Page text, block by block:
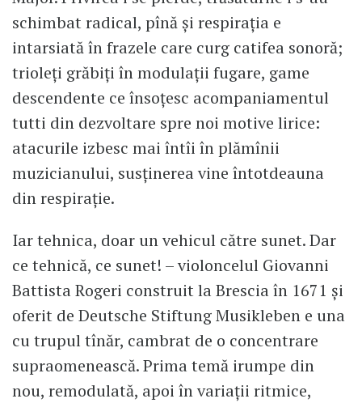
schimbat radical, pînă și respirația e
intarsiată în frazele care curg catifea sonoră;
trioleți grăbiți în modulații fugare, game
descendente ce însoțesc acompaniamentul
tutti din dezvoltare spre noi motive lirice:
atacurile izbesc mai întîi în plămînii
muzicianului, susținerea vine întotdeauna
din respirație.
Iar tehnica, doar un vehicul către sunet. Dar
ce tehnică, ce sunet! – violoncelul Giovanni
Battista Rogeri construit la Brescia în 1671 și
oferit de Deutsche Stiftung Musikleben e una
cu trupul tînăr, cambrat de o concentrare
supraomenească. Prima temă irumpe din
nou, remodulată, apoi în variații ritmice,